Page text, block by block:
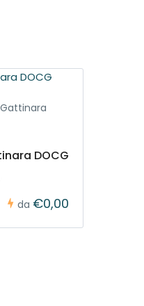
DOCG
da €0,00